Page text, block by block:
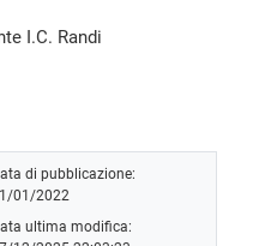
I.C. Randi
di pubblicazione:
01/2022
ultima modifica: